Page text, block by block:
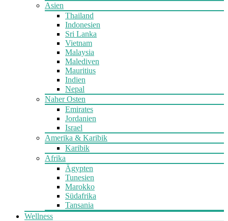
Asien
Thailand
Indonesien
Sri Lanka
Vietnam
Malaysia
Malediven
Mauritius
Indien
Nepal
Naher Osten
Emirates
Jordanien
Israel
Amerika & Karibik
Karibik
Afrika
Ägypten
Tunesien
Marokko
Südafrika
Tansania
Wellness